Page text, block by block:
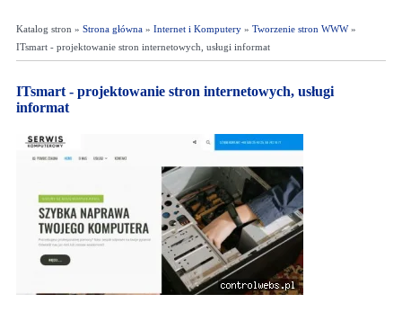
Katalog stron » Strona główna» Internet i Komputery» Tworzenie stron WWW»
ITsmart - projektowanie stron internetowych, usługi informat
ITsmart - projektowanie stron internetowych, usługi
informat